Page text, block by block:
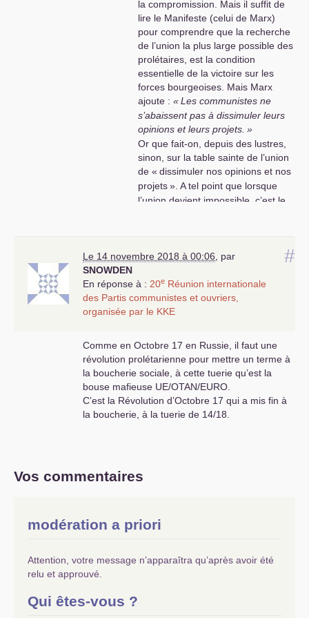
démerdent..Nous abandonnons!
Mais,n’est pas ce que cette direction mutée
cherche,toute honte bue,avec 1% d’intentions
de vote pour une liste aux européennes,dont on
sait déjà,qu’elle se disssoudra,dans la liste
Hamon,quelques semaines après le congrès de
Alors,Oui,y en aMARRE,de ces pratiques
méprisantes de la direction mutée,vis à vis de la
démocratie militante communiste!
la compromission. Mais il suffit de
lire le Manifeste (celui de Marx)
pour comprendre que la recherche
de l’union la plus large possible des
prolétaires, est la condition
essentielle de la victoire sur les
forces bourgeoises. Mais Marx
ajoute : «Les communistes ne
s’abaissent pas à dissimuler leurs
opinions et leurs projets. »
Or que fait-on, depuis des lustres,
sinon, sur la table sainte de l’union
de « dissimuler nos opinions et nos
projets». A tel point que lorsque
l’union devient impossible, c’est le
Mais pour être plus complet, il faut
l’ URSS n’a jamais, faute de temps
et aussi de courage politique, été
analysé. Qu’est-ce qui, dans l’
que la
? le socialisme dans un
seul pays
? la stagnation
? Qu’est-
ce qui est là dedans, bon, mauvais,
récupérable ou à jeter
? N’est-ce
pas le moment d’exécuter ce tri
plus lamentable que maintenant
ne peut qu’espérer un amorçage de
table, de notre identité.
#
Le 14 novembre 2018 à 00:06
par
SNOWDEN
En réponse à : 20e Réunion internationale
des Partis communistes et ouvriers,
organisée par le KKE
Comme en Octobre 17 en Russie, il faut une
révolution prolétarienne pour mettre un terme à
la boucherie sociale, à cette tuerie qu’est la
bouse mafieuse UE/OTAN/EURO
C’est la Révolution d’Octobre 17 qui a mis fin à
la boucherie, à la tuerie de 14/18.
Vos commentaires
modération a priori
Attention, votre message n’apparaîtra qu’après avoir été
relu et approuvé.
Qui êtes-vous ?